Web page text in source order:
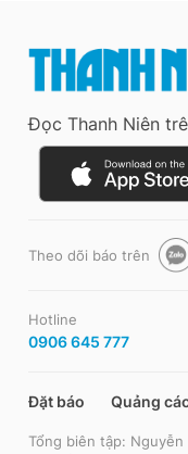
Đọc Thanh Niên
Theo dõi báo trên
Hotline
0906 645 777
Đặt báo Quảng
Tổng biên tập: Nguyễn